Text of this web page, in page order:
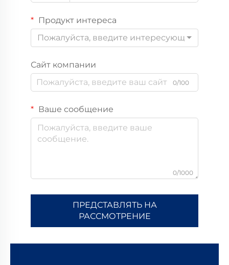
Продукт интереса
Пожалуйста, введите интересующий вас
Сайт компании
0/100
Ваше сообщение
0/1000
ПРЕДСТАВЛЯТЬ НА
РАССМОТРЕНИЕ